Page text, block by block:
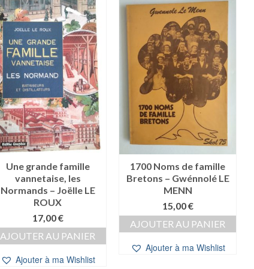
Une grande famille
vannetaise, les
Normands – Joëlle LE
ROUX
17,00€
AJOUTER AU PANIER
Ajouter à ma Wishlist
1700 Noms de famille
Bretons – Gwénnolé LE
MENN
15,00€
AJOUTER AU PANIER
Ajouter à ma Wishlist